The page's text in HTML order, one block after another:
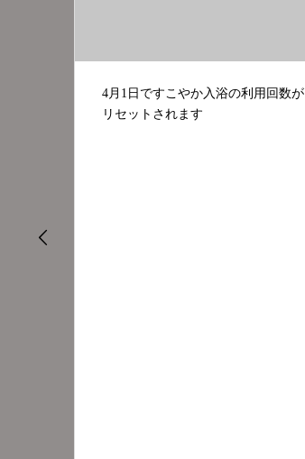
4月1日ですこやか入浴の利用回数が
リセットされます